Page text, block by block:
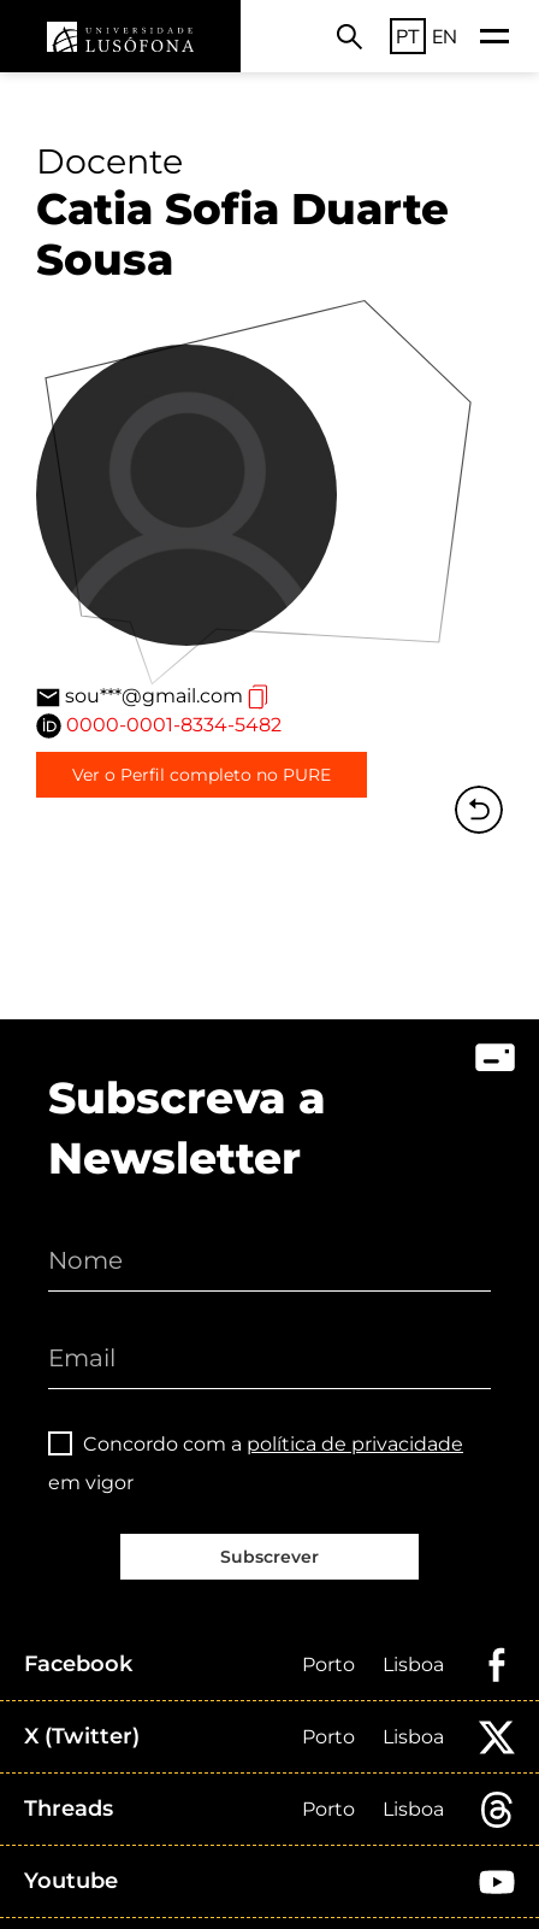
PT EN
Docente
Catia Sofia Duarte
Sousa
sou***@gmail.com
0000-0001-8334-5482
Ver o Perfil completo no PURE
Subscreva a
Newsletter
Concordo com a política de privacidade
em vigor
Subscrever
Facebook Porto Lisboa
X (Twitter) Porto Lisboa
Threads Porto Lisboa
Youtube